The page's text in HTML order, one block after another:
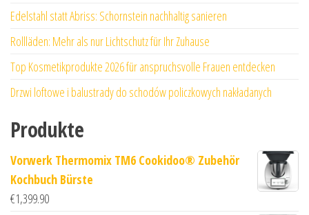
Edelstahl statt Abriss: Schornstein nachhaltig sanieren
Rollläden: Mehr als nur Lichtschutz für Ihr Zuhause
Top Kosmetikprodukte 2026 für anspruchsvolle Frauen entdecken
Drzwi loftowe i balustrady do schodów policzkowych nakładanych
Produkte
Vorwerk Thermomix TM6 Cookidoo® Zubehör
Kochbuch Bürste
€1,399.90